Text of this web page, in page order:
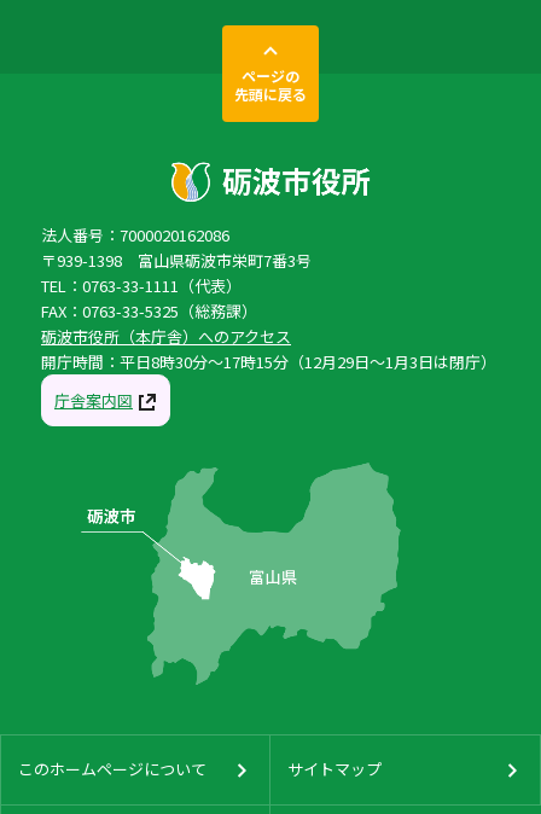
ページの
先頭に戻る
法人番号：7000020162086
〒939-1398 富山県砺波市栄町7番3号
TEL：0763-33-1111（代表）
FAX：0763-33-5325（総務課）
砺波市役所（本庁舎）へのアクセス
開庁時間：平日8時30分〜17時15分（12月29日〜1月3日は閉庁）
庁舎案内図
このホームページについて サイトマップ